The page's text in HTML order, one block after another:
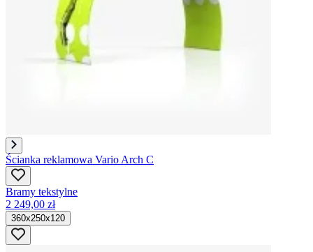
Ścianka reklamowa Vario Arch C
Bramy tekstylne
2 249,00 zł
360x250x120